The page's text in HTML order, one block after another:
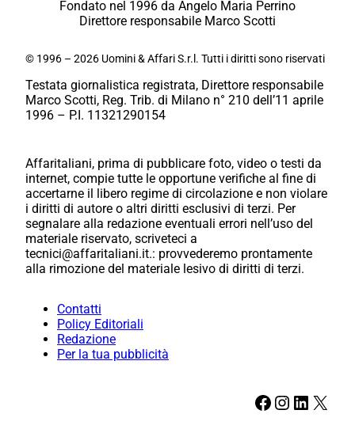
Fondato nel 1996 da Angelo Maria Perrino
Direttore responsabile Marco Scotti
© 1996 – 2026 Uomini & Affari S.r.l. Tutti i diritti sono riservati
Testata giornalistica registrata, Direttore responsabile
Marco Scotti, Reg. Trib. di Milano n° 210 dell’11 aprile
1996 – P.I. 11321290154
Affaritaliani, prima di pubblicare foto, video o testi da
internet, compie tutte le opportune verifiche al fine di
accertarne il libero regime di circolazione e non violare
i diritti di autore o altri diritti esclusivi di terzi. Per
segnalare alla redazione eventuali errori nell’uso del
materiale riservato, scriveteci a
tecnici@affaritaliani.it.: provvederemo prontamente
alla rimozione del materiale lesivo di diritti di terzi.
Contatti
Policy Editoriali
Redazione
Per la tua pubblicità
Facebook Instagram LinkedIn X